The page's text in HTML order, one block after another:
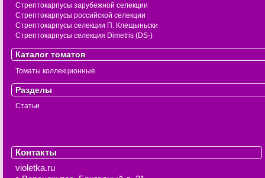
Стрептокарпусы зарубежной селекции
Стрептокарпусы российской селекции
Стрептокарпусы селекции П. Клещыньски
Стрептокарпусы селекция Dimetris (DS-)
Каталог томатов
Томаты коллекционные
Разделы
Статьи
Контакты
violetka.ru